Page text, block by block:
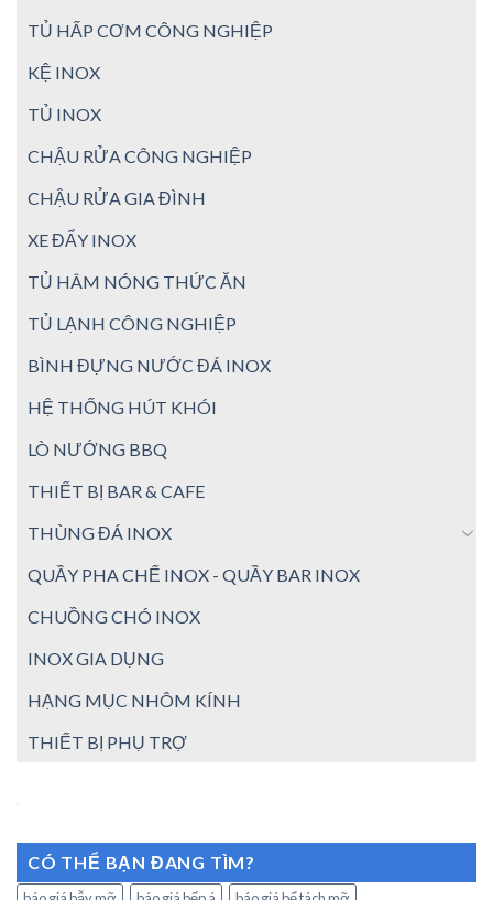
TỦ HẤP CƠM CÔNG NGHIỆP
KỆ INOX
TỦ INOX
CHẬU RỬA CÔNG NGHIỆP
CHẬU RỬA GIA ĐÌNH
XE ĐẨY INOX
TỦ HÂM NÓNG THỨC ĂN
TỦ LẠNH CÔNG NGHIỆP
BÌNH ĐỰNG NƯỚC ĐÁ INOX
HỆ THỐNG HÚT KHÓI
LÒ NƯỚNG BBQ
THIẾT BỊ BAR & CAFE
THÙNG ĐÁ INOX
QUẦY PHA CHẾ INOX - QUẦY BAR INOX
CHUỒNG CHÓ INOX
INOX GIA DỤNG
HẠNG MỤC NHÔM KÍNH
THIẾT BỊ PHỤ TRỢ
CÓ THỂ BẠN ĐANG TÌM?